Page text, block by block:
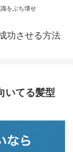
をぶち壊せ
功させる方法
いてる髪型